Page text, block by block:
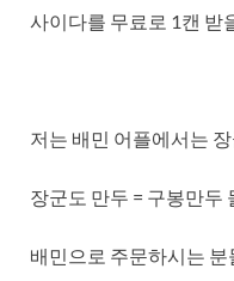
사이다를 무료로 1캔 받
저는 배민 어플에서는
장군도 만두 = 구봉만두
배민으로 주문하시는